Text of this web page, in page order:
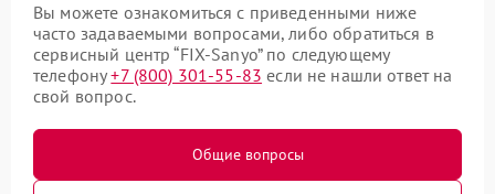
Вы можете ознакомиться с приведенными ниже
часто задаваемыми вопросами, либо обратиться в
сервисный центр “FIX-Sanyo” по следующему
телефону+7 (800) 301-55-83 если не нашли ответ на
свой вопрос.
Общие вопросы